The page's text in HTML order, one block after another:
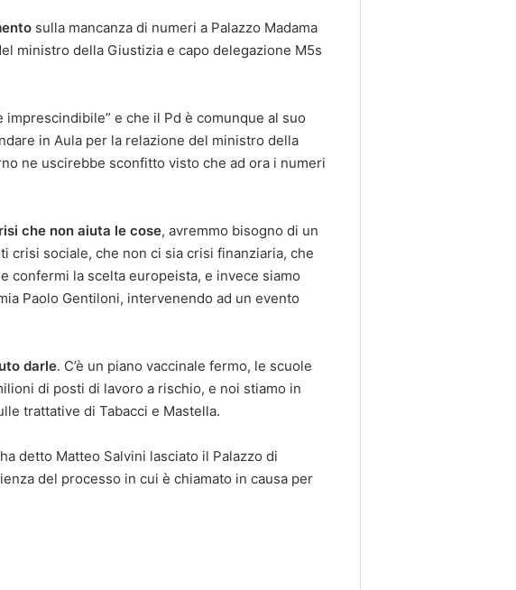
sulla mancanza di numeri a Palazzo Madama
ministro della Giustizia e capo delegazione M5s
e che il Pd è comunque al suo
in Aula per la relazione del ministro della
ne uscirebbe sconfitto visto che ad ora i numeri
che non aiuta le cose, avremmo bisogno di un
crisi sociale, che non ci sia crisi finanziaria, che
confermi la scelta europeista, e invece siamo
Paolo Gentiloni, intervenendo ad un evento
darle. C’è un piano vaccinale fermo, le scuole
di posti di lavoro a rischio, e noi stiamo in
trattative di Tabacci e Mastella.
ha detto Matteo Salvini lasciato il Palazzo di
del processo in cui è chiamato in causa per